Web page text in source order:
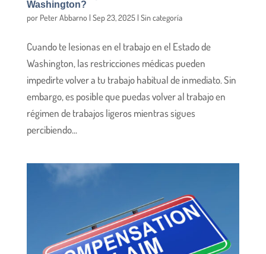
Washington?
por Peter Abbarno | Sep 23, 2025| Sin categoría
Cuando te lesionas en el trabajo en el Estado de
Washington, las restricciones médicas pueden
impedirte volver a tu trabajo habitual de inmediato. Sin
embargo, es posible que puedas volver al trabajo en
régimen de trabajos ligeros mientras sigues
percibiendo...